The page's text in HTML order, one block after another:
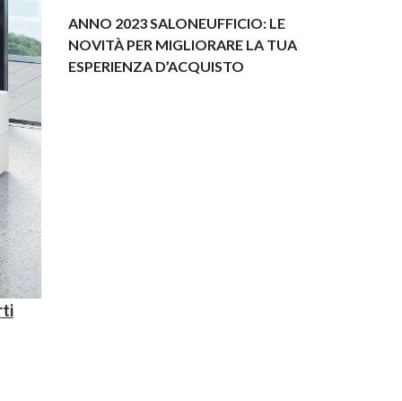
ANNO 2023 SALONEUFFICIO: LE
NOVITÀ PER MIGLIORARE LA TUA
ESPERIENZA D’ACQUISTO